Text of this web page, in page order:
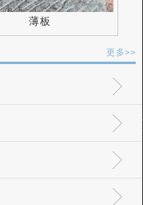
薄板
更多>>